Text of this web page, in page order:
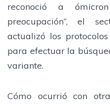
reconoció a
preocupación”, el
actualizó los
para efectuar la
variante.
Cómo ocurrió con